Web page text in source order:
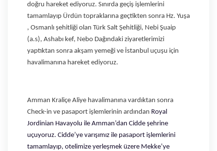
doğru hareket ediyoruz. Sınırda geçiş işlemlerini
tamamlayıp Ürdün topraklarına geçtikten sonra Hz. Yuşa
, Osmanlı şehitliği olan Türk Salt Şehitliği, Nebi Şuaip
(a.s), Ashabı kef, Nebo Dağındaki ziyaretlerimizi
yaptıktan sonra akşam yemeği ve İstanbul uçuşu için
havalimanına hareket ediyoruz.
Amman Kraliçe Aliye havalimanına vardıktan sonra
Check-in ve pasaport işlemlerinin ardından Royal
Jordinian Havayolu ile Amman’dan Cidde şehrine
uçuyoruz. Cidde’ye varışımız ile pasaport işlemlerini
tamamlayıp, otelimize yerleşmek üzere Mekke’ye